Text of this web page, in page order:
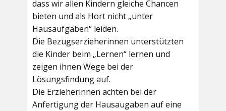
dass wir allen Kindern gleiche Chancen
bieten und als Hort nicht „unter
Hausaufgaben“ leiden.
Die Bezugserzieherinnen unterstützten
die Kinder beim „Lernen“ lernen und
zeigen ihnen Wege bei der
Lösungsfindung auf.
Die Erzieherinnen achten bei der
Anfertigung der Hausaugaben auf eine